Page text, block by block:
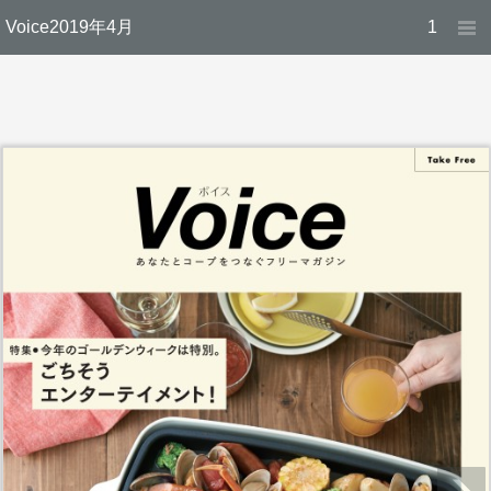
Voice2019年4月 1